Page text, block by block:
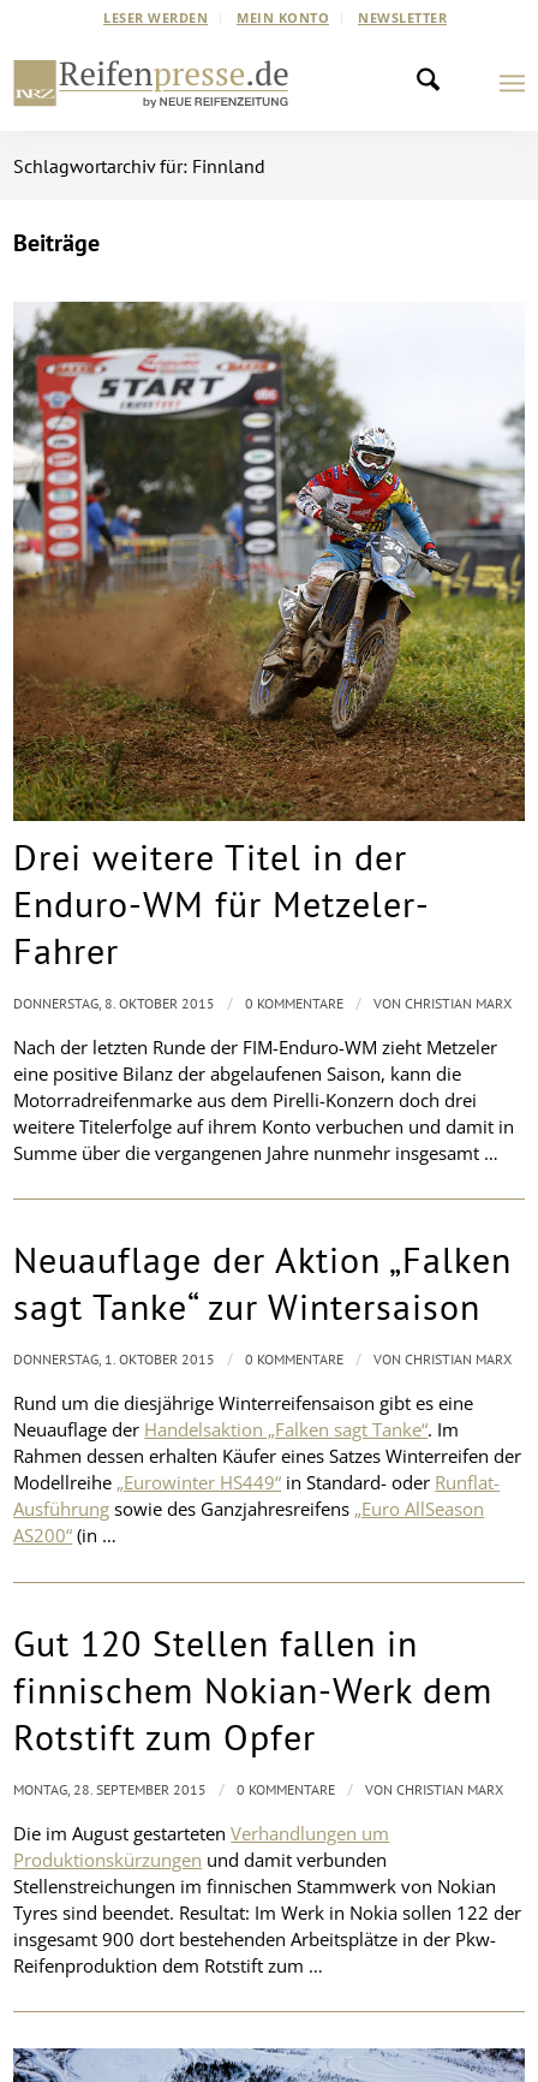
LESER WERDEN MEIN KONTO NEWSLETTER
Schlagwortarchiv für: Finnland
Beiträge
Drei weitere Titel in der
Enduro-WM für Metzeler-
Fahrer
Nach der letzten Runde der FIM-Enduro-WM zieht Metzeler
eine positive Bilanz der abgelaufenen Saison, kann die
Motorradreifenmarke aus dem Pirelli-Konzern doch drei
weitere Titelerfolge auf ihrem Konto verbuchen und damit in
Summe über die vergangenen Jahre nunmehr insgesamt …
DONNERSTAG, 8. OKTOBER 2015 / 0 KOMMENTARE / VONCHRISTIAN MARX
Neuauflage der Aktion „Falken
sagt Tanke“ zur Wintersaison
Rund um die diesjährige Winterreifensaison gibt es eine
Neuauflage der Handelsaktion „Falken sagt Tanke“. Im
Rahmen dessen erhalten Käufer eines Satzes Winterreifen der
Modellreihe „Eurowinter HS449“ in Standard- oder Runflat-
Ausführung sowie des Ganzjahresreifens „Euro AllSeason
AS200“ (in …
DONNERSTAG, 1. OKTOBER 2015 / 0 KOMMENTARE / VONCHRISTIAN MARX
Gut 120 Stellen fallen in
finnischem Nokian-Werk dem
Rotstift zum Opfer
Die im August gestartetenVerhandlungen um
Produktionskürzungen und damit verbunden
Stellenstreichungen im finnischen Stammwerk von Nokian
Tyres sind beendet. Resultat: Im Werk in Nokia sollen 122 der
insgesamt 900 dort bestehenden Arbeitsplätze in der Pkw-
Reifenproduktion dem Rotstift zum …
MONTAG, 28. SEPTEMBER 2015 / 0 KOMMENTARE / VONCHRISTIAN MARX